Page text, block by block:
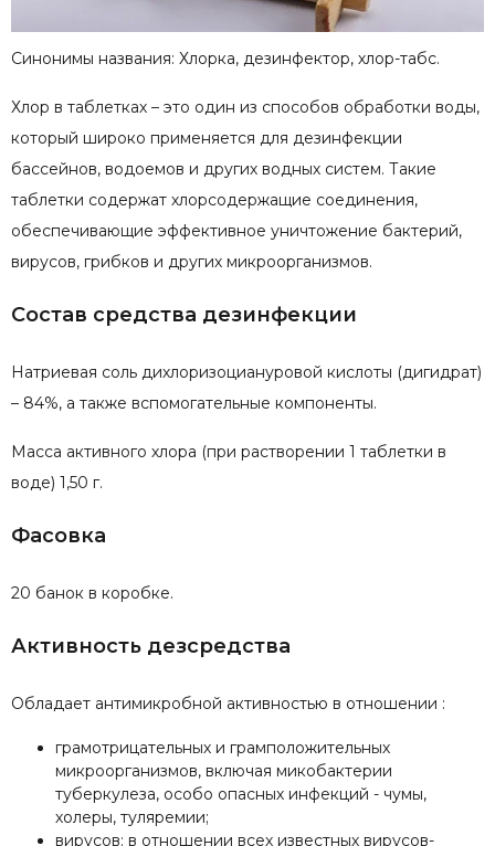
Синонимы названия: Хлорка, дезинфектор, хлор-табс.
Хлор в таблетках – это один из способов обработки воды,
который широко применяется для дезинфекции
бассейнов, водоемов и других водных систем. Такие
таблетки содержат хлорсодержащие соединения,
обеспечивающие эффективное уничтожение бактерий,
вирусов, грибков и других микроорганизмов.
Состав средства дезинфекции
Натриевая соль дихлоризоциануровой кислоты (дигидрат)
– 84%, а также вспомогательные компоненты.
Масса активного хлора (при растворении 1 таблетки в
воде) 1,50 г.
Фасовка
20 банок в коробке.
Активность дезсредства
Обладает антимикробной активностью в отношении :
грамотрицательных и грамположительных
микроорганизмов, включая микобактерии
туберкулеза, особо опасных инфекций - чумы,
холеры, туляремии;
вирусов: в отношении всех известных вирусов-